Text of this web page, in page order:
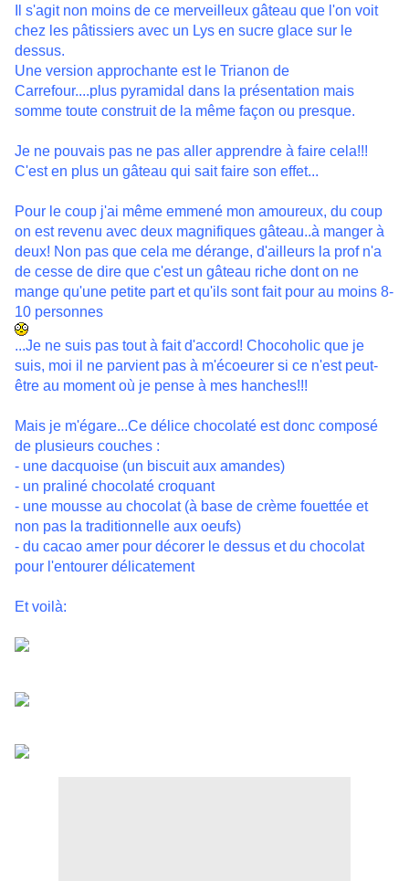
Il s'agit non moins de ce merveilleux gâteau que l'on voit
chez les pâtissiers avec un Lys en sucre glace sur le
dessus.
Une version approchante est le Trianon de
Carrefour....plus pyramidal dans la présentation mais
somme toute construit de la même façon ou presque.
Je ne pouvais pas ne pas aller apprendre à faire cela!!!
C'est en plus un gâteau qui sait faire son effet...
Pour le coup j'ai même emmené mon amoureux, du coup
on est revenu avec deux magnifiques gâteau..à manger à
deux! Non pas que cela me dérange, d'ailleurs la prof n'a
de cesse de dire que c'est un gâteau riche dont on ne
mange qu'une petite part et qu'ils sont fait pour au moins 8-
10 personnes
...Je ne suis pas tout à fait d'accord! Chocoholic que je
suis, moi il ne parvient pas à m'écoeurer si ce n'est peut-
être au moment où je pense à mes hanches!!!
Mais je m'égare...Ce délice chocolaté est donc composé
de plusieurs couches :
- une dacquoise (un biscuit aux amandes)
- un praliné chocolaté croquant
- une mousse au chocolat (à base de crème fouettée et
non pas la traditionnelle aux oeufs)
- du cacao amer pour décorer le dessus et du chocolat
pour l'entourer délicatement
Et voilà: